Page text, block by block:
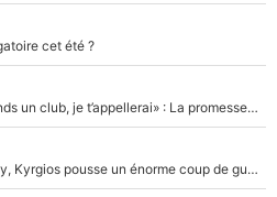
cet été ?
Mercato - OM - «Dès que je prends un club, je t’appellerai» : La promesse de Marcelino au moment de claquer la porte
Victime de racisme contre Murray, Kyrgios pousse un énorme coup de gueule !